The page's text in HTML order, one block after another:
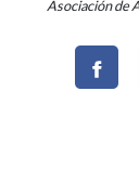
Asociación de